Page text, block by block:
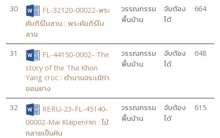
30
FL-32120-00022-พระ
คัมภีร์ใบลาน : พระคัมภีร์ใบ
ลาน
วรรณกรรม
พื้นบ้าน
จับต้อง
ได้
664
31
FL-44150-0002- The
story of the Tha Khon
Yang croc : ตำนานจระเข้ท่า
ขอนยาง
วรรณกรรม
พื้นบ้าน
จับต้อง
ได้
648
32
RERU-23-FL-45140-
00002-Mai KlaipenHin : ไม้
กลายเป็นหิน
วรรณกรรม
พื้นบ้าน
จับต้อง
ได้
615